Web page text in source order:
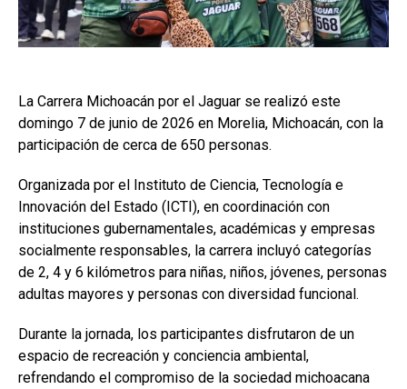
La Carrera Michoacán por el Jaguar se realizó este
domingo 7 de junio de 2026 en Morelia, Michoacán, con la
participación de cerca de 650 personas.
Organizada por el Instituto de Ciencia, Tecnología e
Innovación del Estado (ICTI), en coordinación con
instituciones gubernamentales, académicas y empresas
socialmente responsables, la carrera incluyó categorías
de 2, 4 y 6 kilómetros para niñas, niños, jóvenes, personas
adultas mayores y personas con diversidad funcional.
Durante la jornada, los participantes disfrutaron de un
espacio de recreación y conciencia ambiental,
refrendando el compromiso de la sociedad michoacana